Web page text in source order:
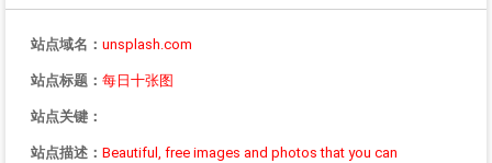
站点域名： unsplash.com
站点标题： 每日十张图
站点关键：
站点描述： Beautiful, free images and photos that you can